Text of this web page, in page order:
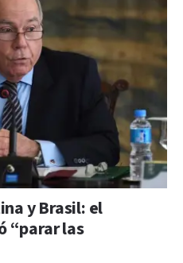
y Brasil: el
“parar las